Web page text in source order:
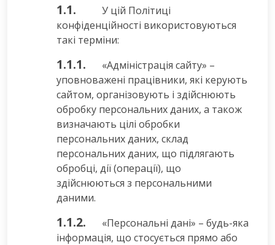
1.1.
У цій Політиці
конфіденційності використовуються
такі терміни:
1.1.1.
«Адміністрація сайту» –
уповноважені працівники, які керують
сайтом, організовують і здійснюють
обробку персональних даних, а також
визначають цілі обробки
персональних даних, склад
персональних даних, що підлягають
обробці, дії (операції), що
здійснюються з персональними
даними.
1.1.2.
«Персональні дані» – будь-яка
інформація, що стосується прямо або